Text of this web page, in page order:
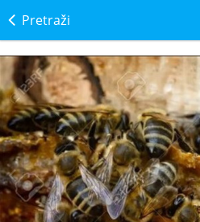
Pretraži
Prev